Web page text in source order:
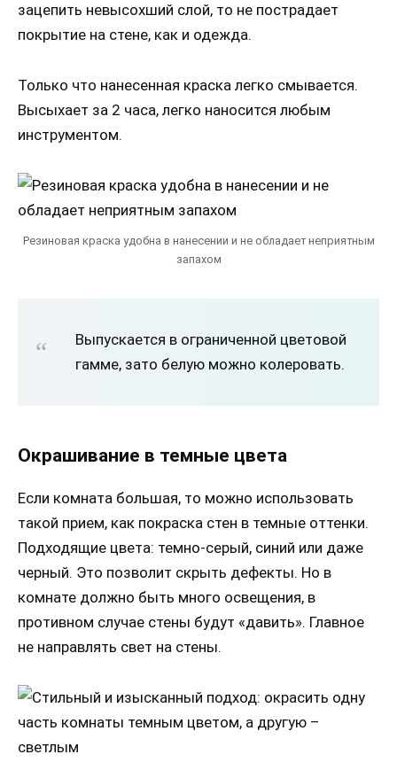
зацепить невысохший слой, то не пострадает
покрытие на стене, как и одежда.
Только что нанесенная краска легко смывается.
Высыхает за 2 часа, легко наносится любым
инструментом.
Резиновая краска удобна в нанесении и не обладает неприятным
запахом
Выпускается в ограниченной цветовой
гамме, зато белую можно колеровать.
Окрашивание в темные цвета
Если комната большая, то можно использовать
такой прием, как покраска стен в темные оттенки.
Подходящие цвета: темно-серый, синий или даже
черный. Это позволит скрыть дефекты. Но в
комнате должно быть много освещения, в
противном случае стены будут «давить». Главное
не направлять свет на стены.